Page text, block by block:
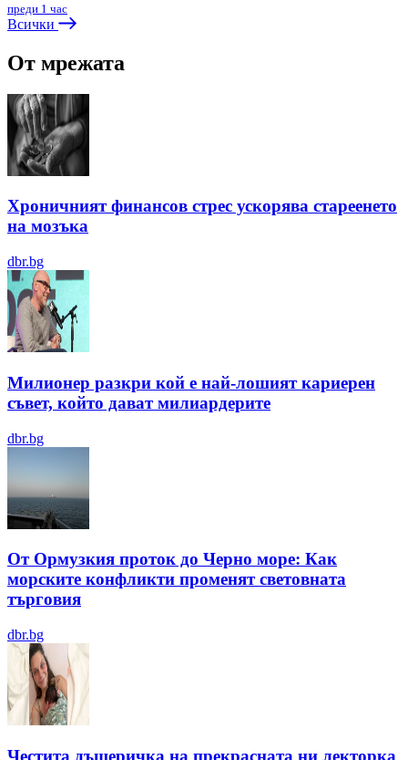
преди 1 час
Всички
От мрежата
Хроничният финансов стрес ускорява стареенето
на мозъка
dbr.bg
Милионер разкри кой е най-лошият кариерен
съвет, който дават милиардерите
dbr.bg
От Ормузкия проток до Черно море: Как
морските конфликти променят световната
търговия
dbr.bg
Честита дъщеричка на прекрасната ни лекторка